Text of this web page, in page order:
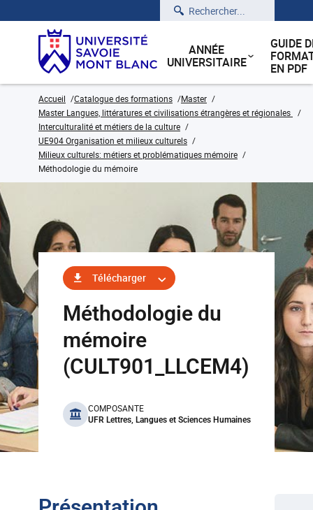
Rechercher
ANNÉE
UNIVERSITAIRE
GUIDE
EN PDF
Accueil Catalogue des formations
Master
Master Langues, littératures et civilisations étrangères et régionales
Interculturalité et métiers de la culture
UE904 Organisation et milieux culturels
Milieux culturels: métiers et problématiques mémoire
Méthodologie du mémoire
Télécharger
Méthodologie du
mémoire
(CULT901_LLCEM4)
benefits
COMPOSANTE
UFR Lettres, Langues et Sciences Humaines